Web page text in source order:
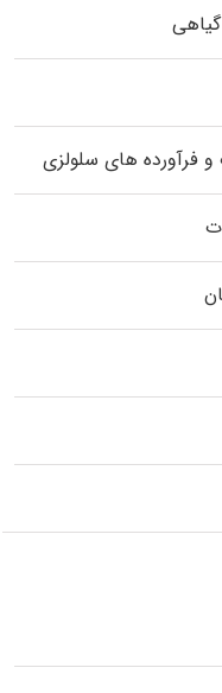
فرآورده‌ های سلولزی